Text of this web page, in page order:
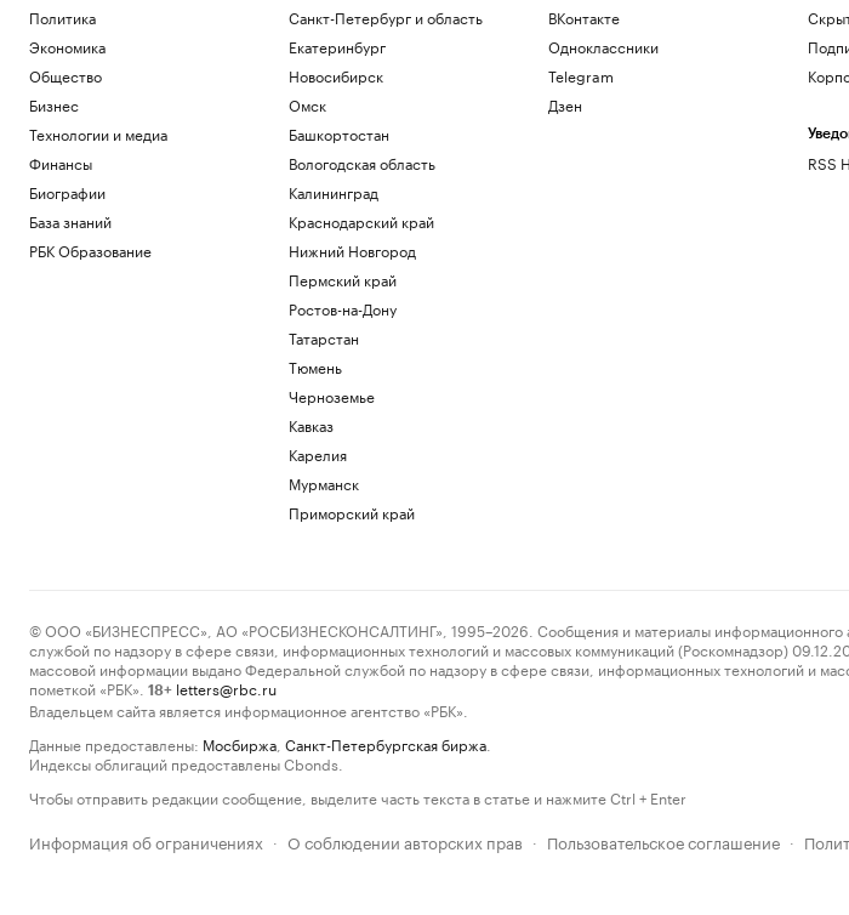
Политика
Экономика
Общество
Бизнес
Технологии и медиа
Финансы
Биографии
База знаний
РБК Образование
Санкт-Петербург и область
Екатеринбург
Новосибирск
Омск
Башкортостан
Вологодская область
Калининград
Краснодарский край
Нижний Новгород
Пермский край
Ростов-на-Дону
Татарстан
Тюмень
Черноземье
Кавказ
Карелия
Мурманск
Приморский край
ВКонтакте
Одноклассники
Telegram
Дзен
RSS
© ООО «БИЗНЕСПРЕСС», АО «РОСБИЗНЕСКОНСАЛТИНГ», 1995–2026. Сообщения и материалы информационного
службой по надзору в сфере связи, информационных технологий и массовых коммуникаций (Роскомнадзор)
массовой информации выдано Федеральной службой по надзору в сфере связи, информационных технологий и
пометкой «РБК».
18+ letters@rbc.ru
Владельцем сайта является информационное агентство «РБК».
Данные предоставлены: Мосбиржа Санкт-Петербургская биржа
Индексы облигаций предоставлены Cbonds.
Чтобы отправить редакции сообщение, выделите часть текста в статье и нажмите Ctrl + Enter
Информация об ограничениях · О соблюдении авторских прав · Пользовательское соглашение ·